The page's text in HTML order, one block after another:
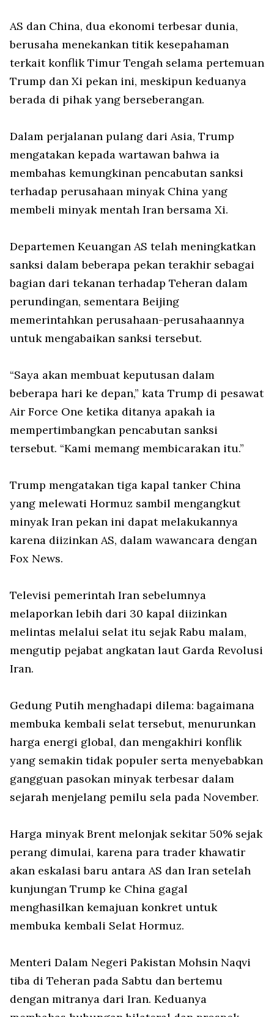
AS dan China, dua ekonomi terbesar dunia,
berusaha menekankan titik kesepahaman
terkait konflik Timur Tengah selama pertemuan
Trump dan Xi pekan ini, meskipun keduanya
berada di pihak yang berseberangan.
Dalam perjalanan pulang dari Asia, Trump
mengatakan kepada wartawan bahwa ia
membahas kemungkinan pencabutan sanksi
terhadap perusahaan minyak China yang
membeli minyak mentah Iran bersama Xi.
Departemen Keuangan AS telah meningkatkan
sanksi dalam beberapa pekan terakhir sebagai
bagian dari tekanan terhadap Teheran dalam
perundingan, sementara Beijing
memerintahkan perusahaan-perusahaannya
untuk mengabaikan sanksi tersebut.
“Saya akan membuat keputusan dalam
beberapa hari ke depan,” kata Trump di pesawat
Air Force One ketika ditanya apakah ia
mempertimbangkan pencabutan sanksi
tersebut. “Kami memang membicarakan itu.”
Trump mengatakan tiga kapal tanker China
yang melewati Hormuz sambil mengangkut
minyak Iran pekan ini dapat melakukannya
karena diizinkan AS, dalam wawancara dengan
Fox News.
Televisi pemerintah Iran sebelumnya
melaporkan lebih dari 30 kapal diizinkan
melintas melalui selat itu sejak Rabu malam,
mengutip pejabat angkatan laut Garda Revolusi
Iran.
Gedung Putih menghadapi dilema: bagaimana
membuka kembali selat tersebut, menurunkan
harga energi global, dan mengakhiri konflik
yang semakin tidak populer serta menyebabkan
gangguan pasokan minyak terbesar dalam
sejarah menjelang pemilu sela pada November.
Harga minyak Brent melonjak sekitar 50% sejak
perang dimulai, karena para trader khawatir
akan eskalasi baru antara AS dan Iran setelah
kunjungan Trump ke China gagal
menghasilkan kemajuan konkret untuk
membuka kembali Selat Hormuz.
Menteri Dalam Negeri Pakistan Mohsin Naqvi
tiba di Teheran pada Sabtu dan bertemu
dengan mitranya dari Iran. Keduanya